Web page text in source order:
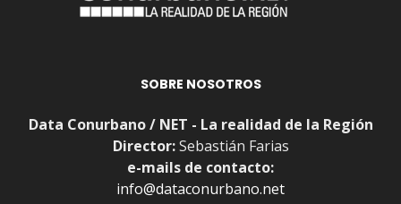
SOBRE NOSOTROS
Data Conurbano / NET - La realidad de la Región
Director:Sebastián Farias
e-mails de contacto:
info@dataconurbano.net